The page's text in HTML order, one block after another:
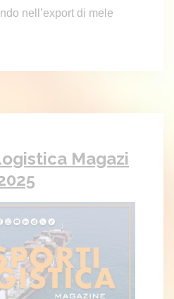
nell’export di mele
Magazi